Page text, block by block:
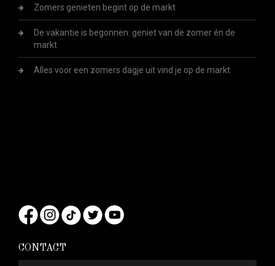
Zomers genieten begint op de markt
De vakantie is begonnen: geniet van de zomer én de
markt
Alles voor een zomers dagje uit vind je op de markt
CONTACT